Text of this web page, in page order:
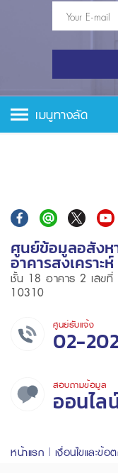
เมนูทางลัด
ศูนย์ข้อมูลอสังห
อาคารสงเคราะห์
ชั้น 18 อาคาร 2 เลขที่
10310
ศูนย์รับแจ้ง
02-
สอบถามข้อมูล
ออนไล
หน้าแรก เงื่อนไขและข้อ